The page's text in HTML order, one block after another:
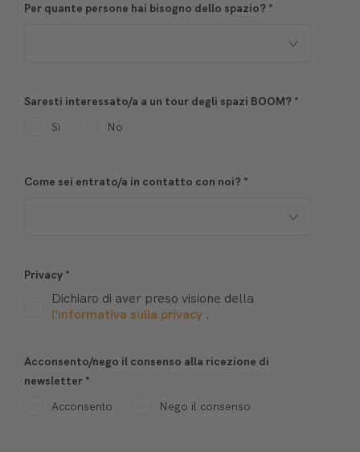
Per quante persone hai bisogno dello spazio? *
Saresti interessato/a a un tour degli spazi BOOM? *
Sì
No
Come sei entrato/a in contatto con noi? *
Privacy *
Dichiaro di aver preso visione della
l'informativa sulla privacy .
Acconsento/nego il consenso alla ricezione di
newsletter *
Acconsento
Nego il consenso